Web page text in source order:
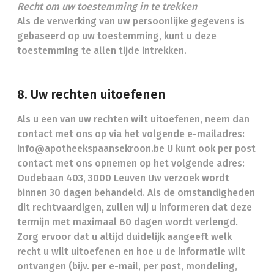
Recht om uw toestemming in te trekken
Als de verwerking van uw persoonlijke gegevens is
gebaseerd op uw toestemming, kunt u deze
toestemming te allen tijde intrekken.
8. Uw rechten uitoefenen
Als u een van uw rechten wilt uitoefenen, neem dan
contact met ons op via het volgende e-mailadres:
info@apotheekspaansekroon.be U kunt ook per post
contact met ons opnemen op het volgende adres:
Oudebaan 403, 3000 Leuven Uw verzoek wordt
binnen 30 dagen behandeld. Als de omstandigheden
dit rechtvaardigen, zullen wij u informeren dat deze
termijn met maximaal 60 dagen wordt verlengd.
Zorg ervoor dat u altijd duidelijk aangeeft welk
recht u wilt uitoefenen en hoe u de informatie wilt
ontvangen (bijv. per e-mail, per post, mondeling,